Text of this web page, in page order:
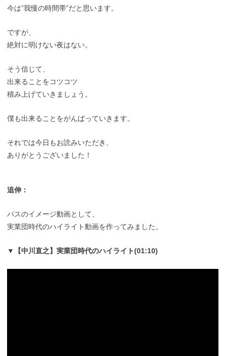
今は”我慢の時間帯”だと思います。
ですが、
絶対に明けない夜はない。
そう信じて、
出来ることをコツコツ
積み上げていきましょう。
僕も出来ることをがんばっていきます。
それでは今日もお読みいただき、
ありがとうございました！
追伸：
パスのイメージ動画として、
実業団時代のハイライト動画を作ってみました。
▼【中川直之】実業団時代のハイライト(01:10)